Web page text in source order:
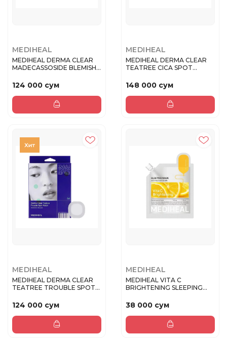
MEDIHEAL
MEDIHEAL DERMA CLEAR
MADECASSOSIDE BLEMISH
124 000 сум
MEDIHEAL
MEDIHEAL DERMA CLEAR
TEATREE CICA SPOT
148 000 сум
MEDIHEAL
MEDIHEAL DERMA CLEAR
TEATREE TROUBLE SPOT
124 000 сум
MEDIHEAL
MEDIHEAL VITA C
BRIGHTENING SLEEPING
38 000 сум